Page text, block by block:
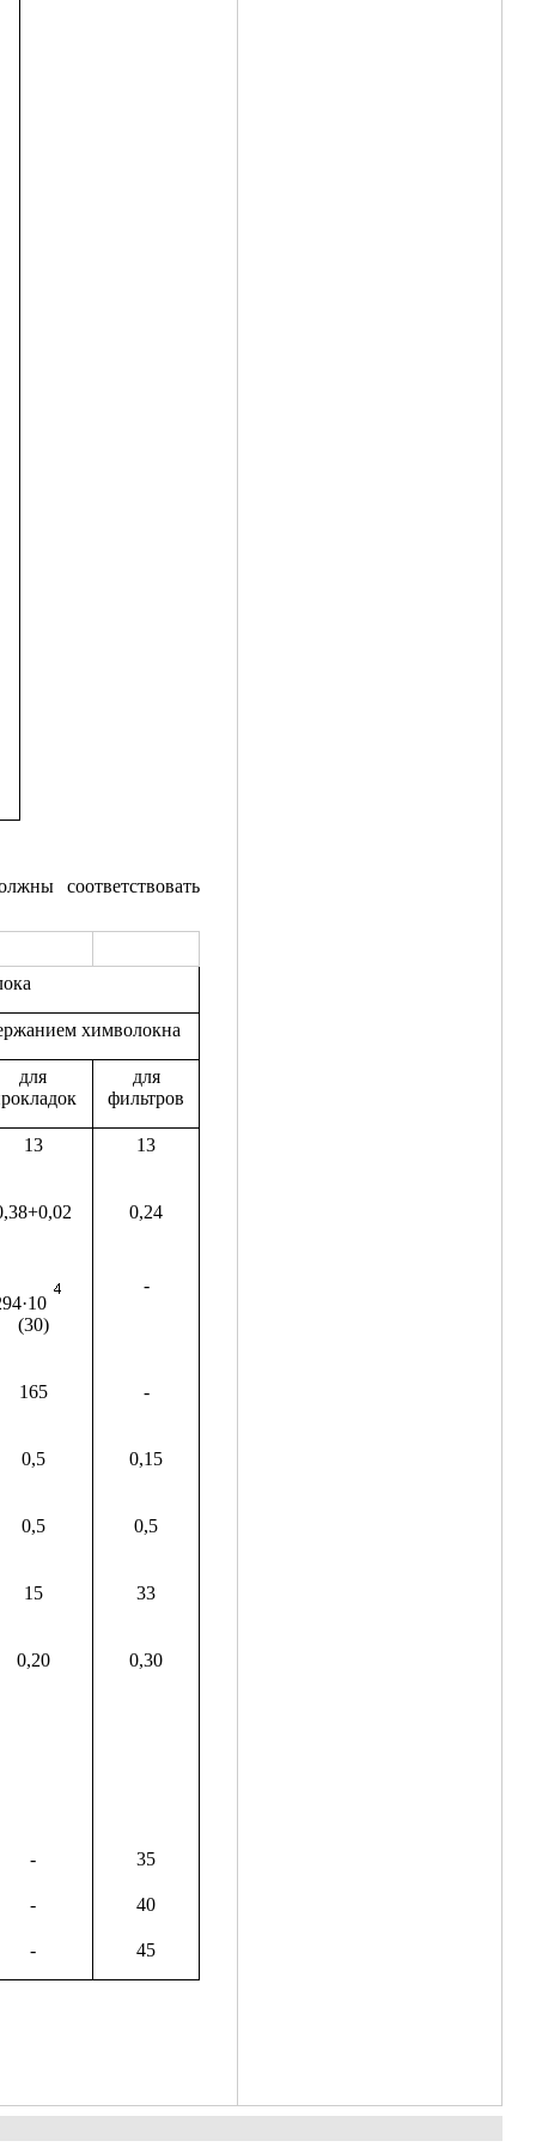
соответствовать
химволокна
для
для
фильтров
13 13
0,24
(30)
-
165 -
0,5 0,15
0,5 0,5
15 33
0,20 0,30
- 35
- 40
- 45